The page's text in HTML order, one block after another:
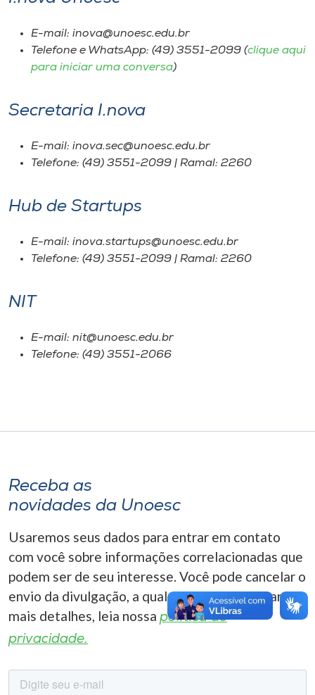
I.nova
Diplomados
Cultura
CPA
Biblioteca
Editora
A-
E-mail: inova@unoesc.edu.br
Telefone e WhatsApp: (49) 3551-2099 (clique aqui
para iniciar uma conversa)
Secretaria I.nova
E-mail: inova.sec@unoesc.edu.br
Telefone: (49) 3551-2099 | Ramal: 2260
Hub de Startups
E-mail: inova.startups@unoesc.edu.br
Telefone: (49) 3551-2099 | Ramal: 2260
NIT
E-mail: nit@unoesc.edu.br
Telefone: (49) 3551-2066
Receba as
novidades da Unoesc
Usaremos seus dados para entrar em contato
com você sobre informações correlacionadas que
podem ser de seu interesse. Você pode cancelar o
envio da divulgação, a qualquer momento. Para
mais detalhes, leia nossa política de
privacidade.